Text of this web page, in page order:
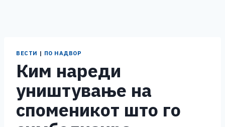
ВЕСТИ | ПО НАДВОР
Ким нареди
уништување на
споменикот што го